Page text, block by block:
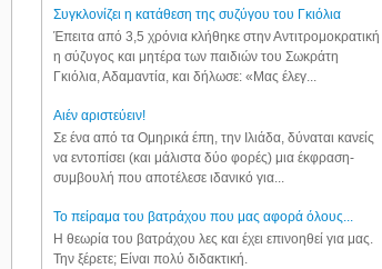
Συγκλονίζει η κατάθεση της συζύγου του Γκιόλια
Έπειτα από 3,5 χρόνια κλήθηκε στην Αντιτρομοκρατική
η σύζυγος και μητέρα των παιδιών του Σωκράτη
Γκιόλια, Αδαμαντία, και δήλωσε: «Μας έλεγ...
Aιέν αριστεύειν!
Σε ένα από τα Ομηρικά έπη, την Ιλιάδα, δύναται κανείς
να εντοπίσει (και μάλιστα δύο φορές) μια έκφραση-
συμβουλή που αποτέλεσε ιδανικό για...
Το πείραμα του βατράχου που μας αφορά όλους...
Η θεωρία του βατράχου λες και έχει επινοηθεί για μας.
Την ξέρετε; Είναι πολύ διδακτική.